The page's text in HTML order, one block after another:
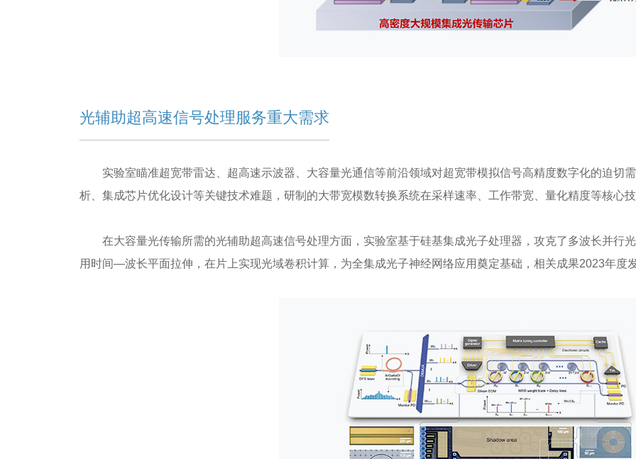
光辅助超高速信号处理服务重大需求
实验室瞄准超宽带雷达、超高速示波器、大容量光通信等前沿领域对超宽带模拟信号高精度数字化的迫切
析、集成芯片优化设计等关键技术难题，研制的大带宽模数转换系统在采样速率、工作带宽、量化精度等核心
在大容量光传输所需的光辅助超高速信号处理方面，实验室基于硅基集成光子处理器，攻克了多波长并行
用时间—波长平面拉伸，在片上实现光域卷积计算，为全集成光子神经网络应用奠定基础，相关成果2023年度